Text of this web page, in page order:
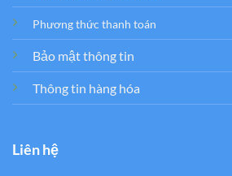
Phương thức thanh toán
Bảo mật thông tin
Thông tin hàng hóa
Liên hệ